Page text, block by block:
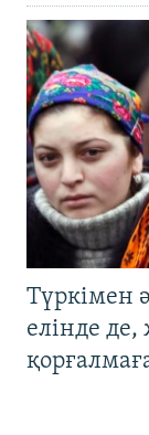
Түркімен
елінде